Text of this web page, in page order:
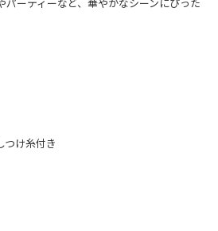
ーティーなど、華やかなシーンにぴった
つけ糸付き